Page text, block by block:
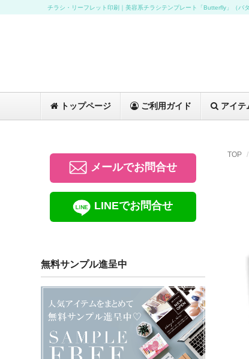
チラシ・リーフレット印刷｜美容系チラシテンプレート「Butterfly」（バタ
トップページ ご利用ガイド アイテ
TOP
メールでお問合せ
LINEでお問合せ
無料サンプル進呈中